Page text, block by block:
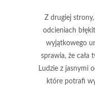
Z drugiej strony,
odcieniach
wyjątkowego
sprawia, że cała
Ludzie z jasnymi
które potrafi